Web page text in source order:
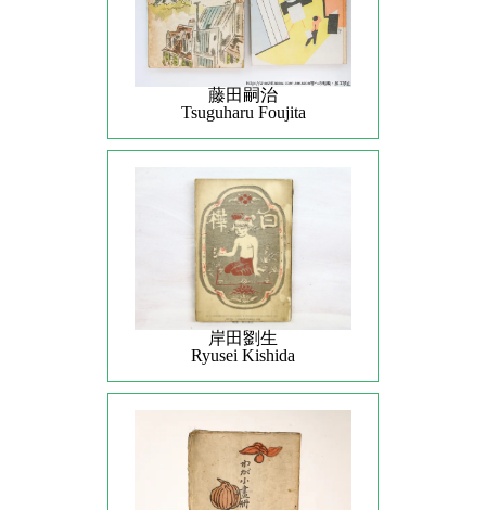
藤田嗣治
Tsuguharu Foujita
岸田劉生
Ryusei Kishida